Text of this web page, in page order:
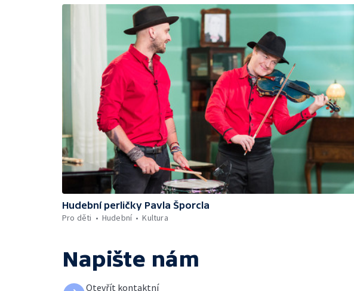
Hudební perličky Pavla Šporcla
Pro děti
Hudební Kultura
Napište nám
Otevřít kontaktní